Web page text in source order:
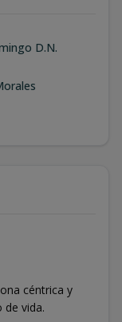
D.N.
céntrica y
de vida.